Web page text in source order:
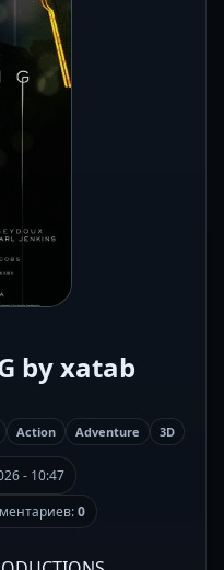
by xatab
Action Adventure 3D
- 10:47
0